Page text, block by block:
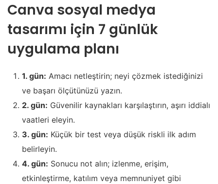
Canva sosyal medya
tasarımı için 7 günlük
uygulama planı
1. gün: Amacı netleştirin; neyi çözmek istediğinizi
ve başarı ölçütünüzü yazın.
2. gün: Güvenilir kaynakları karşılaştırın, aşırı iddialı
vaatleri eleyin.
3. gün: Küçük bir test veya düşük riskli ilk adım
belirleyin.
4. gün: Sonucu not alın; izlenme, erişim,
etkinleştirme, katılım veya memnuniyet gibi